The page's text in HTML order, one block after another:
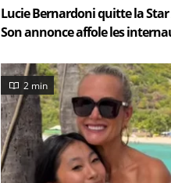
Lucie Bernardoni quitte la Star
Son annonce affole les
2 min